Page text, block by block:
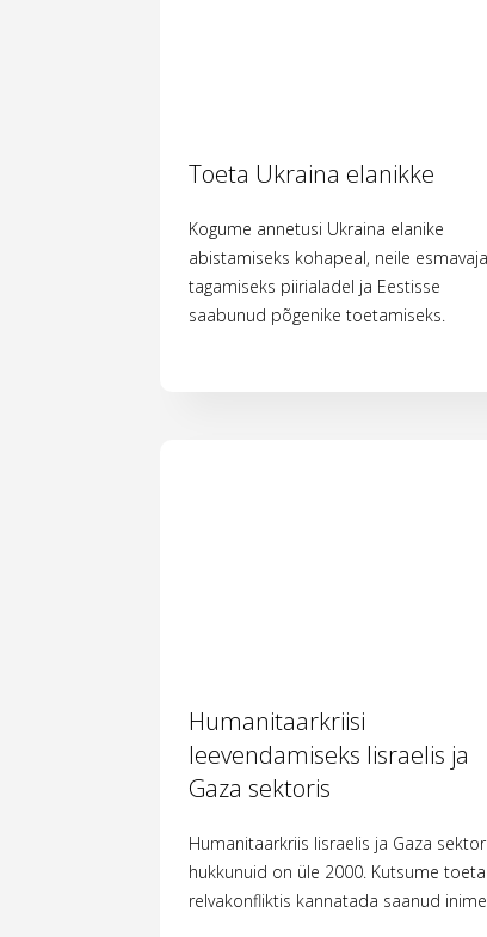
Toeta Ukraina elanikke
Kogume annetusi Ukraina elanike
abistamiseks kohapeal, neile
tagamiseks piirialadel ja Eestisse
saabunud põgenike toetamiseks.
Humanitaarkriisi
leevendamiseks Iisraelis ja
Gaza sektoris
Humanitaarkriis Iisraelis ja Gaza
hukkunuid on üle 2000. Kutsume
relvakonfliktis kannatada saanud